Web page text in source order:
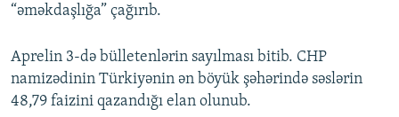
“əməkdaşlığa” çağırıb.
Aprelin 3-də bülletenlərin sayılması bitib. CHP
namizədinin Türkiyənin ən böyük şəhərində səslərin
48,79 faizini qazandığı elan olunub.